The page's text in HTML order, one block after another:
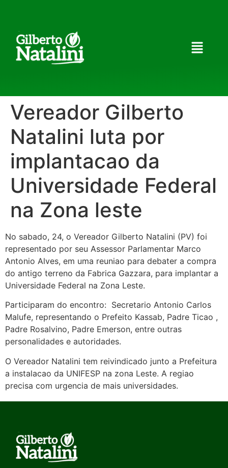
Vereador Gilberto
Natalini luta por
implantacao da
Universidade Federal
na Zona leste
No sabado, 24, o Vereador Gilberto Natalini (PV) foi
representado por seu Assessor Parlamentar Marco
Antonio Alves, em uma reuniao para debater a compra
do antigo terreno da Fabrica Gazzara, para implantar a
Universidade Federal na Zona Leste.
Participaram do encontro: Secretario Antonio Carlos
Malufe, representando o Prefeito Kassab, Padre Ticao ,
Padre Rosalvino, Padre Emerson, entre outras
personalidades e autoridades.
O Vereador Natalini tem reivindicado junto a Prefeitura
a instalacao da UNIFESP na zona Leste. A regiao
precisa com urgencia de mais universidades.